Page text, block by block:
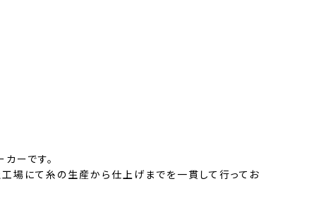
ーです。
場にて糸の生産から仕上げまでを一貫して行ってお